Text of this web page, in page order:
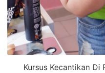
Kursus Kecantikan Di